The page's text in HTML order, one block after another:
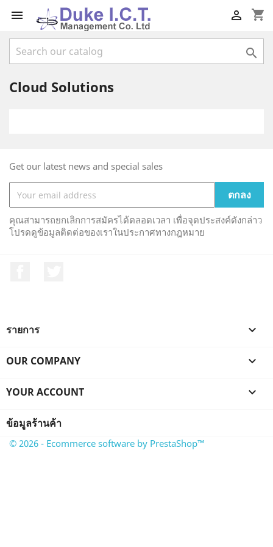
 shopping_cart


Cloud Solutions
Get our latest news and special sales
คุณสามารถยกเลิกการสมัครได้ตลอดเวลา เพื่อจุดประสงค์ดังกล่าว
โปรดดูข้อมูลติดต่อของเราในประกาศทางกฎหมาย
รายการ 
OUR COMPANY 
YOUR ACCOUNT 
ข้อมูลร้านค้า
© 2026 - Ecommerce software by PrestaShop™